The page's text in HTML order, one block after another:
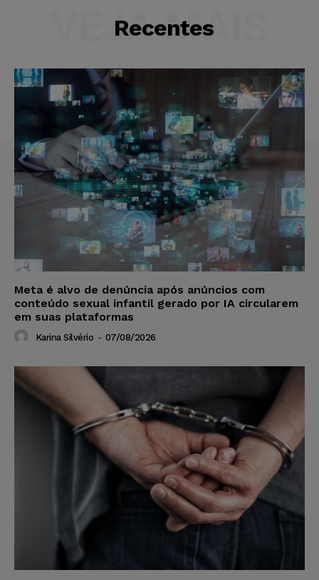
Recentes
VEJA MAIS
Meta é alvo de denúncia após anúncios com
conteúdo sexual infantil gerado por IA circularem
em suas plataformas
Karina Silvério - 07/08/2026